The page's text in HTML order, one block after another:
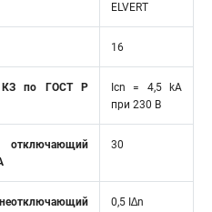
ELVERT
16
КЗ по ГОСТ Р
Icn = 4,5 kA
при 230 В
30
0,5 I∆n